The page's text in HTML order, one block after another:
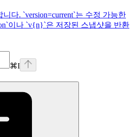
다. `version=current`는 수정 가능한
이나 `v{n}`은 저장된 스냅샷을 반환
⌘I